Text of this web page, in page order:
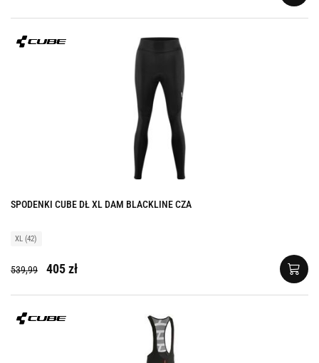
SPODENKI CUBE DŁ XL DAM BLACKLINE CZA
XL (42)
539,99 405 zł